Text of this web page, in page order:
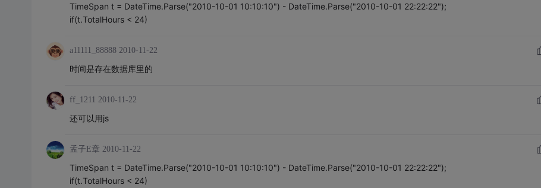
TimeSpan t = DateTime.Parse("2010-10-01 10:10:10") - DateTime.Parse("2010-10-01 22:22:22");
if(t.TotalHours < 24)
a11111_88888 2010-11-22
时间是存在数据库里的
ff_1211 2010-11-22
还可以用js
孟子E章 2010-11-22
TimeSpan t = DateTime.Parse("2010-10-01 10:10:10") - DateTime.Parse("2010-10-01 22:22:22");
if(t.TotalHours < 24)